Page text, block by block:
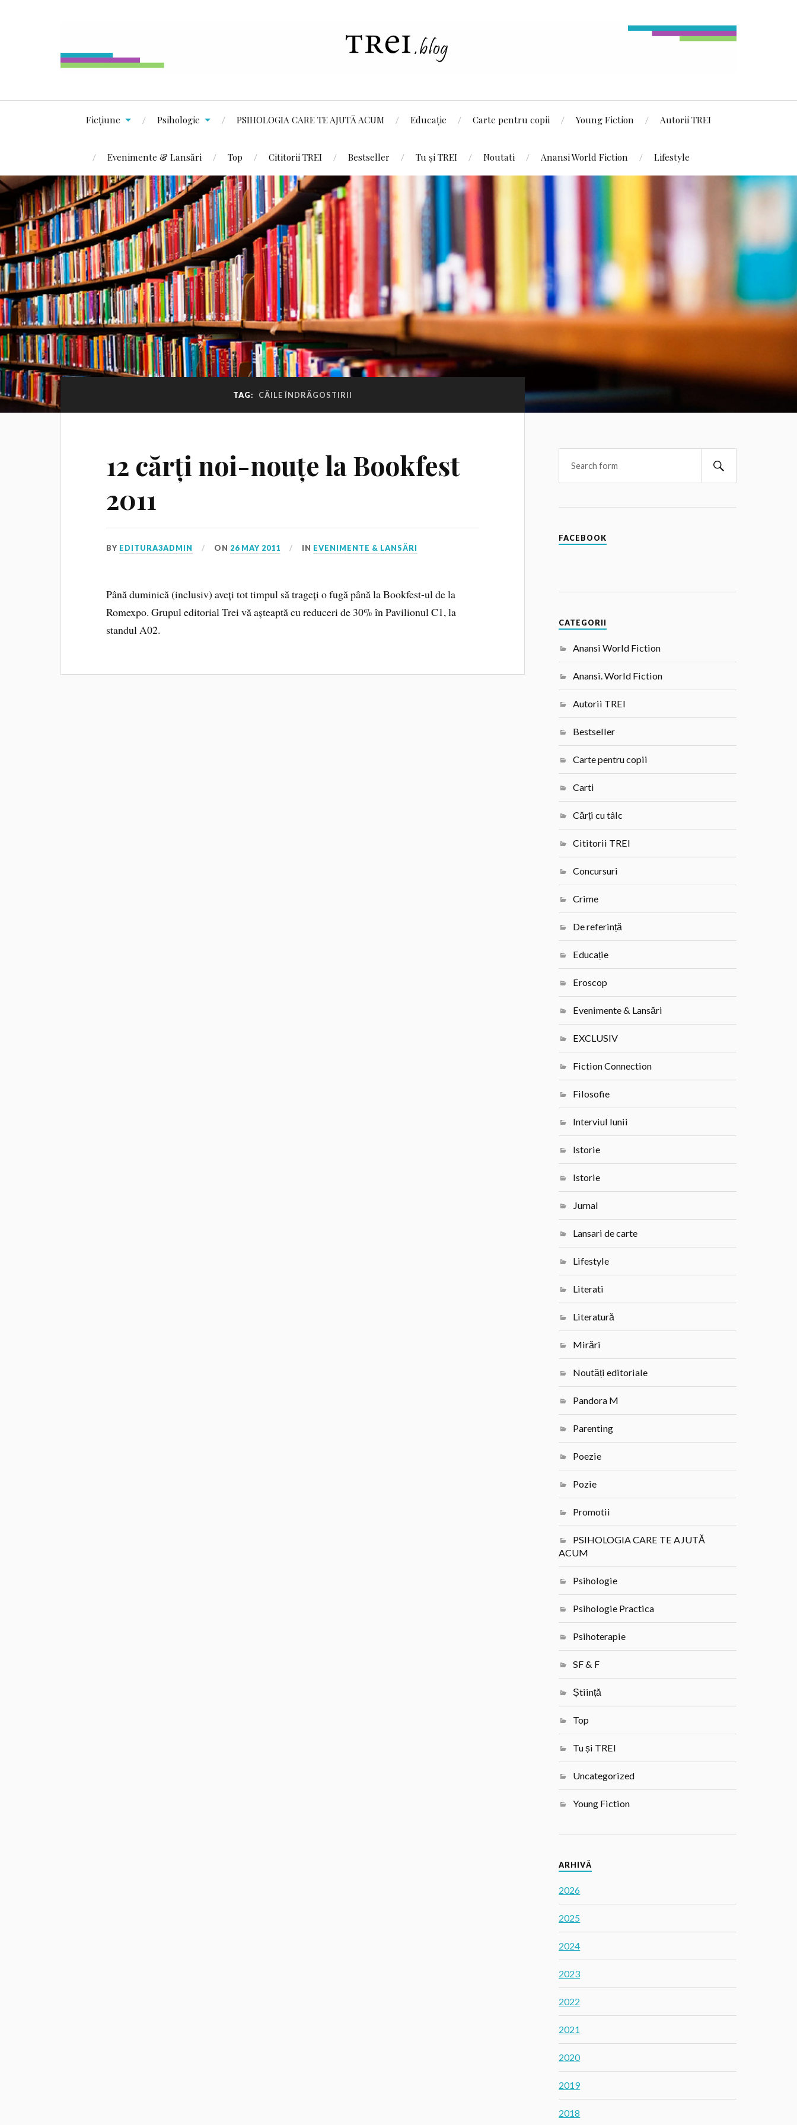
Ficțiune Psihologie PSIHOLOGIA CARE TE AJUTĂ ACUM Educație Carte pentru copii Young Fiction Autorii TREI
Evenimente & Lansări Top Cititorii TREI Bestseller Tu și TREI Noutati Anansi World Fiction Lifestyle
TAG: CĂILE ÎNDRĂGOSTIRII
12 cărți noi-nouțe la Bookfest
2011
BY EDITURA3ADMIN ON 26 MAY 2011 IN EVENIMENTE & LANSĂRI
Până duminică (inclusiv) aveți tot timpul să trageți o fugă până la Bookfest-ul de la
Romexpo. Grupul editorial Trei vă așteaptă cu reduceri de 30% în Pavilionul C1, la
standul A02.
FACEBOOK
CATEGORII
Anansi World Fiction
Anansi. World Fiction
Autorii TREI
Bestseller
Carte pentru copii
Carti
Cărți cu tâlc
Cititorii TREI
Concursuri
Crime
De referință
Educație
Eroscop
Evenimente & Lansări
EXCLUSIV
Fiction Connection
Filosofie
Interviul lunii
Istorie
Istorie
Jurnal
Lansari de carte
Lifestyle
Literati
Literatură
Mirări
Noutăți editoriale
Pandora M
Parenting
Poezie
Pozie
Promotii
PSIHOLOGIA CARE TE AJUTĂ
ACUM
Psihologie
Psihologie Practica
Psihoterapie
SF & F
Știință
Top
Tu și TREI
Uncategorized
Young Fiction
ARHIVĂ
2026
2025
2024
2023
2022
2021
2020
2019
2018